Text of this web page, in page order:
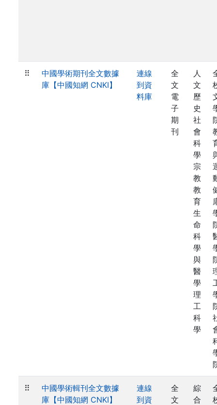
⠿
中國學術期刊全文數據
庫【中國知網 CNKI】
連線
到資
料庫
全
文
電
子
期
刊
人
文
歷
史
社
會
科
學
宗
教
教
育
生
命
科
學
與
醫
學
理
工
科
學
⠿
中國學術輯刊全文數據
庫【中國知網 CNKI】
連線
到資
全
文
綜
合